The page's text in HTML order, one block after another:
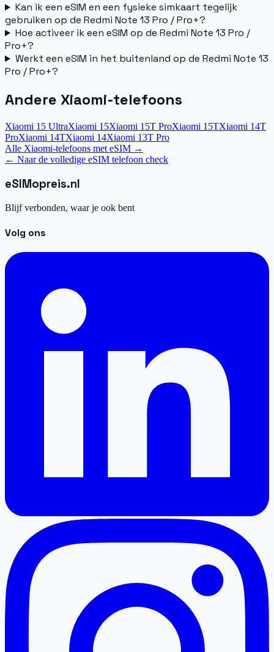
Kan ik een eSIM en een fysieke simkaart tegelijk
gebruiken op de Redmi Note 13 Pro / Pro+?
Hoe activeer ik een eSIM op de Redmi Note 13 Pro /
Pro+?
Werkt een eSIM in het buitenland op de Redmi Note 13
Pro / Pro+?
Andere Xiaomi-telefoons
Xiaomi 15 UltraXiaomi 15Xiaomi 15T ProXiaomi 15TXiaomi 14T
ProXiaomi 14TXiaomi 14Xiaomi 13T Pro
Alle Xiaomi-telefoons met eSIM →
← Naar de volledige eSIM telefoon check
eSIMopreis.nl
Blijf verbonden, waar je ook bent
Volg ons